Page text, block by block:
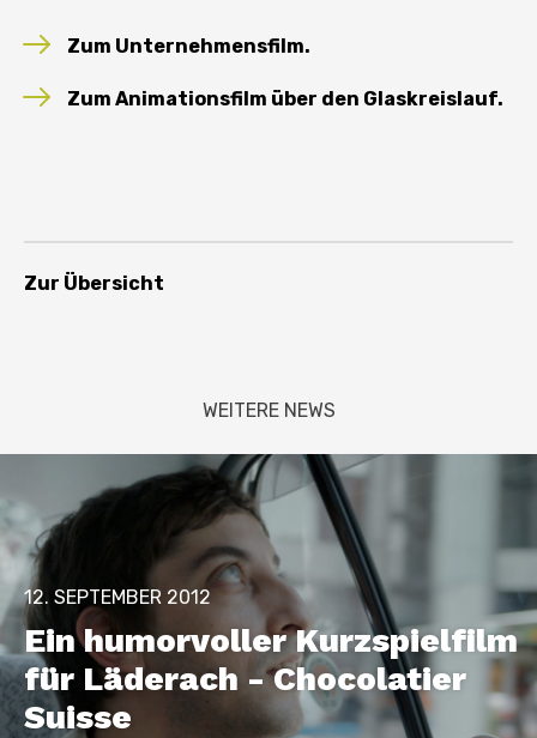
Zum Unternehmensfilm.
Zum Animationsfilm über den Glaskreislauf.
Zur Übersicht
WEITERE NEWS
12. SEPTEMBER 2012
Ein humorvoller Kurzspielfilm
für Läderach - Chocolatier
Suisse